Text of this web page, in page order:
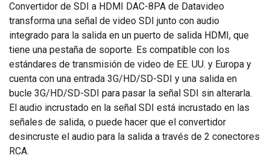
Convertidor de SDI a HDMI DAC-8PA de Datavideo
transforma una señal de video SDI junto con audio
integrado para la salida en un puerto de salida HDMI, que
tiene una pestaña de soporte. Es compatible con los
estándares de transmisión de video de EE. UU. y Europa y
cuenta con una entrada 3G/HD/SD-SDI y una salida en
bucle 3G/HD/SD-SDI para pasar la señal SDI sin alterarla.
El audio incrustado en la señal SDI está incrustado en las
señales de salida, o puede hacer que el convertidor
desincruste el audio para la salida a través de 2 conectores
RCA.